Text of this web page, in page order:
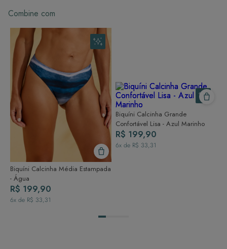
Secagem ideal: Não deixe de molho nem guarde úmido. Seque à
Para cores vibrantes: Lave as peças antes do primeiro uso e siga as
dicas acima para manter as cores radiantes.
Combine com
Biquíni Calcinha Média Estampada
- Água
R$ 199,90
6x de R$ 33,31
Biquíni Calcinha Grande
Confortável Lisa - Azul Marinho
R$ 199,90
6x de R$ 33,31